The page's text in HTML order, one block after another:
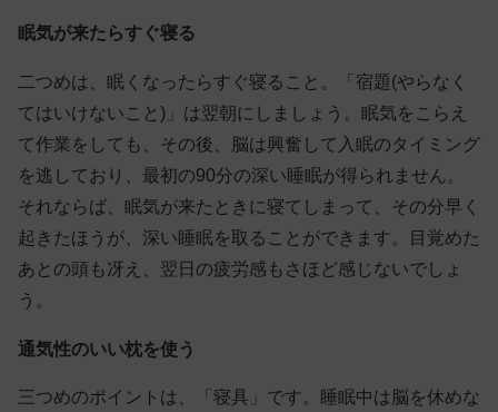
眠気が来たらすぐ寝る
二つめは、眠くなったらすぐ寝ること。「宿題(やらなく
てはいけないこと)」は翌朝にしましょう。眠気をこらえ
て作業をしても、その後、脳は興奮して入眠のタイミング
を逃しており、最初の90分の深い睡眠が得られません。
それならば、眠気が来たときに寝てしまって、その分早く
起きたほうが、深い睡眠を取ることができます。目覚めた
あとの頭も冴え、翌日の疲労感もさほど感じないでしょ
う。
通気性のいい枕を使う
三つめのポイントは、「寝具」です。睡眠中は脳を休めな